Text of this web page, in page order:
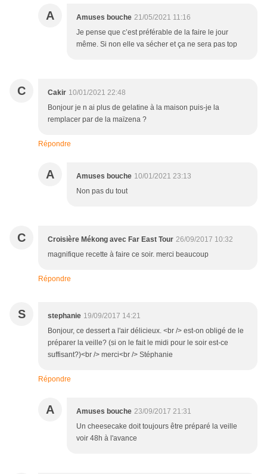
A Amuses bouche 21/05/2021 11:16
Je pense que c’est préférable de la faire le jour
même. Si non elle va sécher et ça ne sera pas top
C Cakir 10/01/2021 22:48
Bonjour je n ai plus de gelatine à la maison puis-je la
remplacer par de la maïzena ?
Répondre
A Amuses bouche 10/01/2021 23:13
Non pas du tout
C Croisière Mékong avec Far East Tour 26/09/2017 10:32
magnifique recette à faire ce soir. merci beaucoup
Répondre
S stephanie 19/09/2017 14:21
Bonjour, ce dessert a l'air délicieux. <br /> est-on obligé de le
préparer la veille? (si on le fait le midi pour le soir est-ce
suffisant?)<br /> merci<br /> Stéphanie
Répondre
A Amuses bouche 23/09/2017 21:31
Un cheesecake doit toujours être préparé la veille
voir 48h à l'avance